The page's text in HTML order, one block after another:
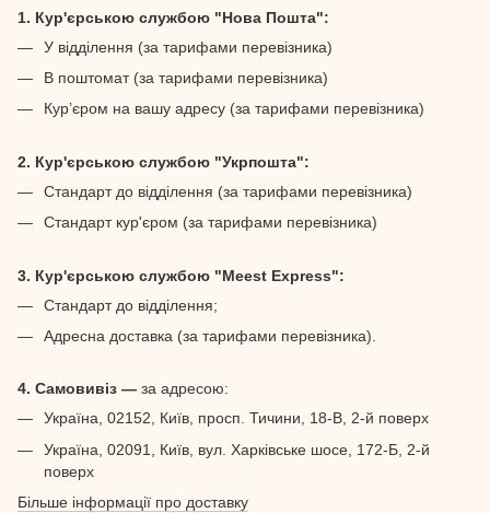
1. Кур'єрською службою "Нова Пошта":
У відділення (за тарифами перевізника)
В поштомат (за тарифами перевізника)
Кур’єром на вашу адресу (за тарифами перевізника)
2. Кур'єрською службою "Укрпошта":
Стандарт до відділення (за тарифами перевізника)
Стандарт кур'єром (за тарифами перевізника)
3. Кур'єрською службою "Meest Express":
Стандарт до відділення;
Адресна доставка (за тарифами перевізника).
4. Самовивіз — за адресою:
Україна, 02152, Київ, просп. Тичини, 18-В, 2-й поверх
Україна, 02091, Київ, вул. Харківське шосе, 172-Б, 2-й
поверх
Більше інформації про доставку